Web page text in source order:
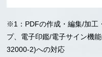
※1：PDFの作成・編集/加工
プ、電子印鑑/電子サイン機
32000-2)への対応